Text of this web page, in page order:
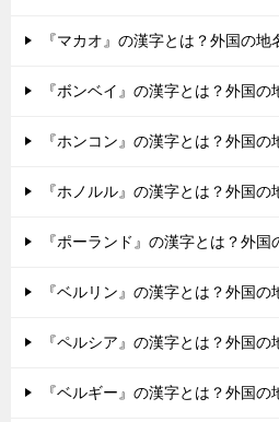
『マカオ』の漢字とは？外国の地
『ボンベイ』の漢字とは？外国の
『ホンコン』の漢字とは？外国の
『ホノルル』の漢字とは？外国の
『ポーランド』の漢字とは？外
『ベルリン』の漢字とは？外国の
『ペルシア』の漢字とは？外国の
『ベルギー』の漢字とは？外国の